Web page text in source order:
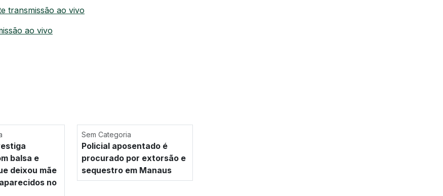
transmissão ao vivo
ao vivo
balsa e
deixou mãe
no
Sem Categoria
Policial aposentado é
procurado por extorsão e
sequestro em Manaus